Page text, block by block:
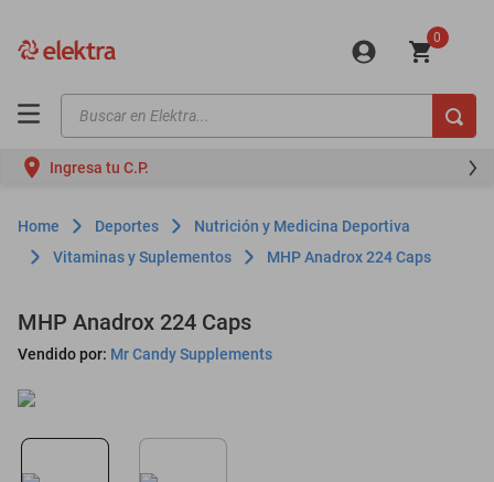
0
Buscar en Elektra...
Ingresa tu C.P.
Deportes
Nutrición y Medicina Deportiva
Vitaminas y Suplementos
MHP Anadrox 224 Caps
MHP Anadrox 224 Caps
Vendido por: Mr Candy Supplements
motos
moto
celulares
refrigeradores
salas